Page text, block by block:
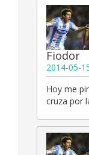
Fiodor
2014-05-
Hoy me
cruza por